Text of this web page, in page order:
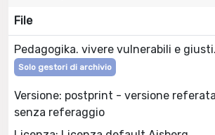
File
Pedagogika. vivere vulnerabili e
Solo gestori di archivio
Versione: postprint - versione
senza referaggio